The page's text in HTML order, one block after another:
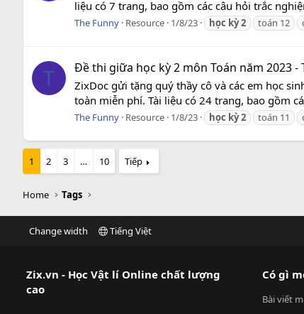
liệu có 7 trang, bao gồm các câu hỏi trắc
The Funny Resource 1/8/23 học kỳ2 toán 12
T Đề thi giữa học kỳ 2 môn Toán năm 2023 -
ZixDoc gửi tặng quý thầy cô và các em học
toàn miễn phí. Tài liệu có 24 trang, bao gồm
The Funny Resource 1/8/23 học kỳ2 toán 11
1 2 3 … 10 Tiếp
Home Tags
Change width Tiếng Việt
Zix.vn - Học Vật lí Online chất lượng
cao
Có gì
Bài viết